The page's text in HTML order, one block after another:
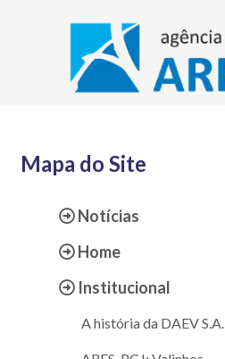
Mapa do Site
Notícias
Home
Institucional
A história da DAEV S.A.